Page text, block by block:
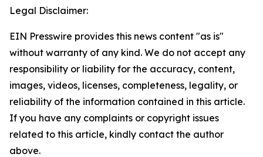
Legal Disclaimer:
EIN Presswire provides this news content "as is"
without warranty of any kind. We do not accept any
responsibility or liability for the accuracy, content,
images, videos, licenses, completeness, legality, or
reliability of the information contained in this article.
If you have any complaints or copyright issues
related to this article, kindly contact the author
above.